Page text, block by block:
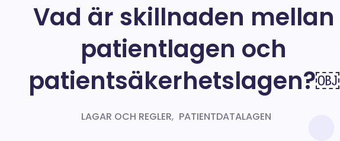
Vad är skillnaden mellan
patientlagen och
patientsäkerhetslagen?￼
LAGAR OCH REGLER, PATIENTDATALAGEN